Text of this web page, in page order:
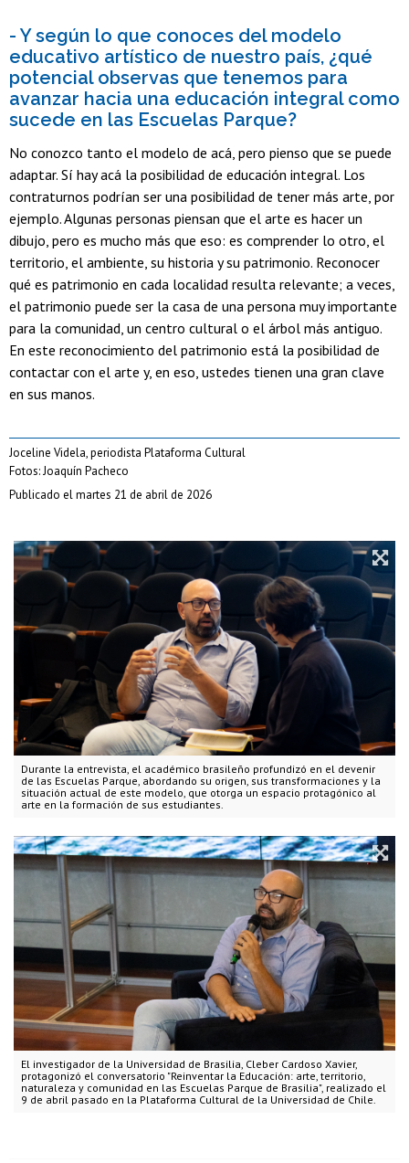
Durante la entrevista, el académico brasileño profundizó en el devenir
de las Escuelas Parque, abordando su origen, sus transformaciones y la
situación actual de este modelo, que otorga un espacio protagónico al
arte en la formación de sus estudiantes.
El investigador de la Universidad de Brasilia, Cleber Cardoso Xavier,
protagonizó el conversatorio "Reinventar la Educación: arte, territorio,
naturaleza y comunidad en las Escuelas Parque de Brasilia", realizado el
9 de abril pasado en la Plataforma Cultural de la Universidad de Chile.
- Y según lo que conoces del modelo
educativo artístico de nuestro país, ¿qué
potencial observas que tenemos para
avanzar hacia una educación integral como
sucede en las Escuelas Parque?
No conozco tanto el modelo de acá, pero pienso que se puede
adaptar. Sí hay acá la posibilidad de educación integral. Los
contraturnos podrían ser una posibilidad de tener más arte, por
ejemplo. Algunas personas piensan que el arte es hacer un
dibujo, pero es mucho más que eso: es comprender lo otro, el
territorio, el ambiente, su historia y su patrimonio. Reconocer
qué es patrimonio en cada localidad resulta relevante; a veces,
el patrimonio puede ser la casa de una persona muy importante
para la comunidad, un centro cultural o el árbol más antiguo.
En este reconocimiento del patrimonio está la posibilidad de
contactar con el arte y, en eso, ustedes tienen una gran clave
en sus manos.
Joceline Videla, periodista Plataforma Cultural
Fotos: Joaquín Pacheco
Publicado el martes 21 de abril de 2026